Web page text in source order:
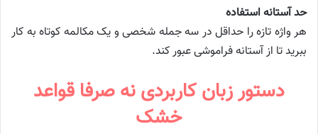
حد آستانه استفاده
هر واژه تازه را حداقل در سه جمله شخصی و یک مکالمه کوتاه به کار
ببرید تا از آستانه فراموشی عبور کند.
دستور زبان کاربردی نه صرفا قواعد
خشک